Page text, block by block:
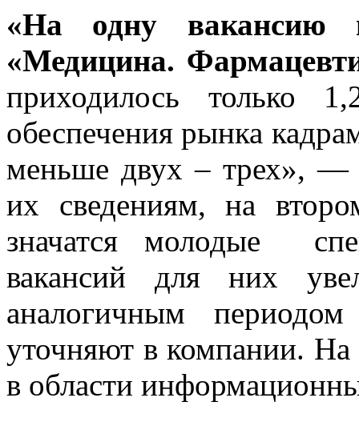
«На одну вакансию
«Медицина.
приходилось только
обеспечения рынка
меньше двух – трех»,
их сведениям, на
значатся молодые
вакансий для них
аналогичным
уточняют в компании.
в области